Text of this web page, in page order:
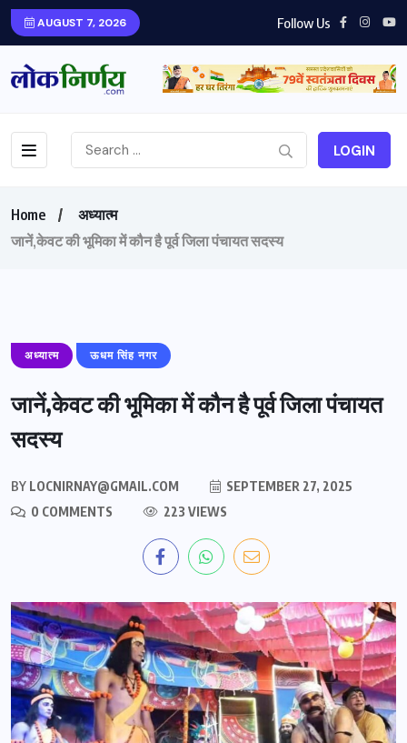
AUGUST 7, 2026 Follow Us
LOGIN
Home
अध्यात्म
जानें,केवट की भूमिका में कौन है पूर्व जिला पंचायत सदस्य
अध्यात्म ऊधम सिंह नगर
जानें,केवट की भूमिका में कौन है पूर्व जिला पंचायत
सदस्य
BY LOCNIRNAY@GMAIL.COM
SEPTEMBER 27, 2025
0 COMMENTS
223 VIEWS